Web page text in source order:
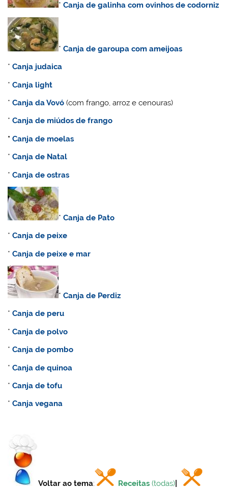
*Canja de galinha com ovinhos de codorniz
*Canja de garoupa com ameijoas
*Canja judaica
*Canja light
*Canja da Vovó (com frango, arroz e cenouras)
*Canja de miúdos de frango
*Canja de moelas
*Canja de Natal
*Canja de ostras
*Canja de Pato
*Canja de peixe
*Canja de peixe e mar
*Canja de Perdiz
*Canja de peru
*Canja de polvo
*Canja de pombo
*Canja de quinoa
*Canja de tofu
*Canja vegana
Voltar ao tema: Receitas (todas)